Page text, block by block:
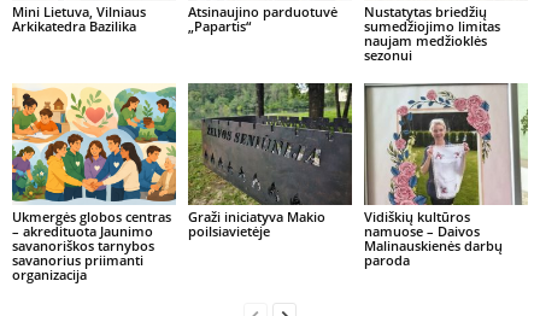
Mini Lietuva, Vilniaus
Arkikatedra Bazilika
Atsinaujino parduotuvė
„Papartis“
Nustatytas briedžių
sumedžiojimo limitas
naujam medžioklės
sezonui
Ukmergės globos centras
– akredituota Jaunimo
savanoriškos tarnybos
savanorius priimanti
organizacija
Graži iniciatyva Makio
poilsiavietėje
Vidiškių kultūros
namuose – Daivos
Malinauskienės darbų
paroda